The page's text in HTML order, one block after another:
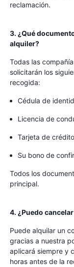
reclamación.
3. ¿Qué
alquiler?
Todas las
solicitarán los
recogida:
Cédula de
Licencia de
Tarjeta de crédito
Su bono de
Todos los
principal.
4. ¿Puedo
Puede alquilar un
gracias a nuestra
aplicará siempre y
horas antes de la